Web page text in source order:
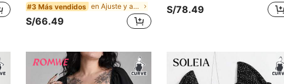
#3 Más vendidos en Ajuste y acampanado Vestidos De Talla Grande
S/66.49
S/78.49